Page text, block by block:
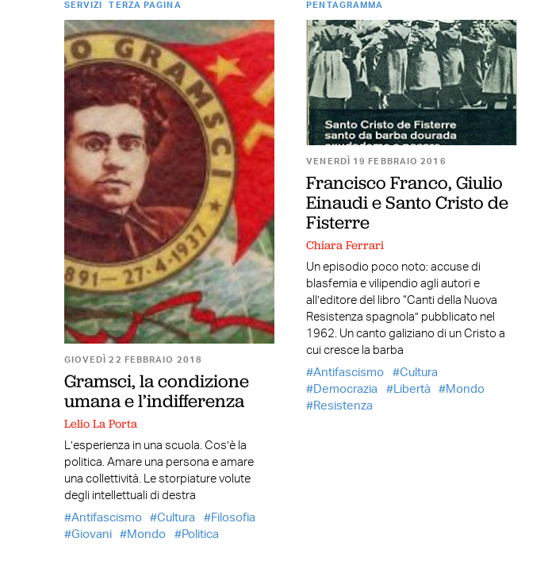
SERVIZI TERZA PAGINA
GIOVEDÌ 22 FEBBRAIO 2018
Gramsci, la condizione
umana e l’indifferenza
Lelio La Porta
L’esperienza in una scuola. Cos’è la
politica. Amare una persona e amare
una collettività. Le storpiature volute
degli intellettuali di destra
Antifascismo
Cultura
Filosofia
Giovani
Mondo Politica
PENTAGRAMMA
VENERDÌ 19 FEBBRAIO 2016
Francisco Franco, Giulio
Einaudi e Santo Cristo de
Fisterre
Chiara Ferrari
Un episodio poco noto: accuse di
blasfemia e vilipendio agli autori e
all’editore del libro “Canti della Nuova
Resistenza spagnola” pubblicato nel
1962. Un canto galiziano di un Cristo a
cui cresce la barba
Antifascismo
Cultura
Democrazia
Libertà
Mondo
Resistenza